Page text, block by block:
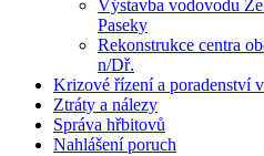
Výstavba vodovodu
Paseky
Rekonstrukce centra
n/Dř.
Krizové řízení a poradenství
Ztráty a nálezy
Správa hřbitovů
Nahlášení poruch